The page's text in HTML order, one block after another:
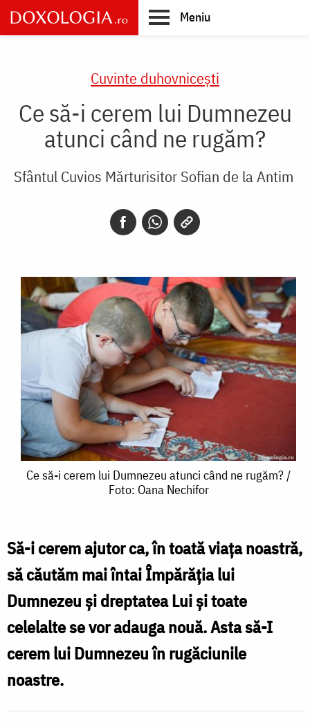
Skip
to
main
Meniu
Cuvinte duhovnicești
Ce să-i cerem lui Dumnezeu
atunci când ne rugăm?
Sfântul Cuvios Mărturisitor Sofian de la Antim
Ce
cerem
lui
Dumnezeu
atunci
rugăm?
/
Ce să-i cerem lui Dumnezeu atunci când ne rugăm? /
Foto: Oana Nechifor
Să-i cerem ajutor ca, în toată viața noastră,
să căutăm mai întai Împărăția lui
Dumnezeu și dreptatea Lui și toate
celelalte se vor adauga nouă. Asta să-I
cerem lui Dumnezeu în rugăciunile
noastre.